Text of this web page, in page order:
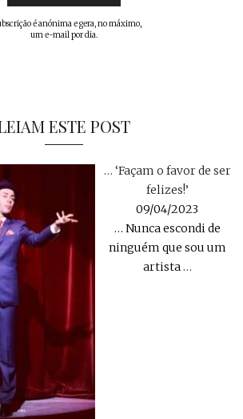
é anónima e gera, no máximo,
um e-mail por dia.
ESTE POST
… ‘Façam o favor de ser
felizes!’
09/04/2023
… Nunca escondi de
ninguém que sou um
artista…